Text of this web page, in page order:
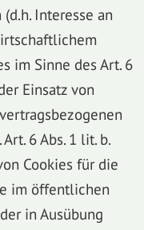
Interesse an
im Sinne des Art. 6
Einsatz von
6 Abs. 1 lit. b.
Cookies für die
im öffentlichen
in Ausübung